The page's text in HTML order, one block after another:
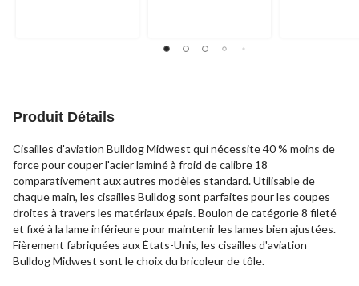
Produit Détails
Cisailles d'aviation Bulldog Midwest qui nécessite 40 % moins de
force pour couper l'acier laminé à froid de calibre 18
comparativement aux autres modèles standard. Utilisable de
chaque main, les cisailles Bulldog sont parfaites pour les coupes
droites à travers les matériaux épais. Boulon de catégorie 8 fileté
et fixé à la lame inférieure pour maintenir les lames bien ajustées.
Fièrement fabriquées aux États-Unis, les cisailles d'aviation
Bulldog Midwest sont le choix du bricoleur de tôle.